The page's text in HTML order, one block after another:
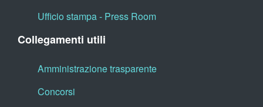
Ufficio stampa - Press Room
Collegamenti utili
Amministrazione trasparente
Concorsi